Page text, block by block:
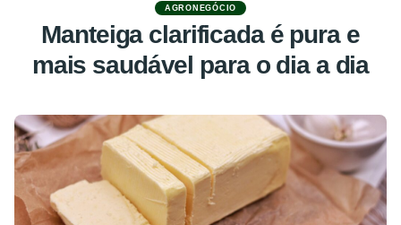
AGRONEGÓCIO
Manteiga clarificada é pura e
mais saudável para o dia a dia